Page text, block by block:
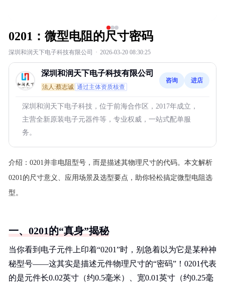
0201：微型电阻的尺寸密码
深圳和润天下电子科技有限公司 · 2026-03-20 08:30:25
深圳和润天下电子科技有限公司
法人:蔡志诚 通过主体资质核查
咨询 进店
深圳和润天下电子科技，位于前海合作区，2017年成立，
主营全新原装电子元器件等，专业权威，一站式配单服
务。
介绍： 0201并非电阻型号，而是描述其物理尺寸的代码。本文解析
0201的尺寸意义、应用场景及选型要点，助你轻松搞定微型电阻选
型。
一、0201的“真身”揭秘
当你看到电子元件上印着“0201”时，别急着以为它是某种神
秘型号——这其实是描述元件物理尺寸的“密码”！0201代表
的是元件长0.02英寸（约0.5毫米）、宽0.01英寸（约0.25毫